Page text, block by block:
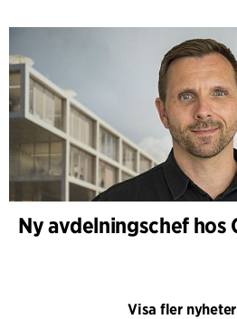
Visa fler nyheter